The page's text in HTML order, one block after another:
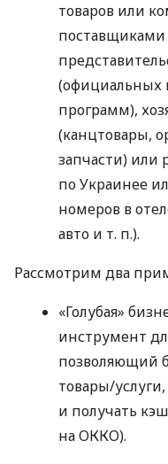
товаров или
поставщиками
(официальных
программ),
(канцтовары,
запчасти) или
по Украинее
номеров в
авто и т. п.).
Рассмотрим два
«Голубая»
инструмент
позволяющий
товары/
и получать
на ОККО).